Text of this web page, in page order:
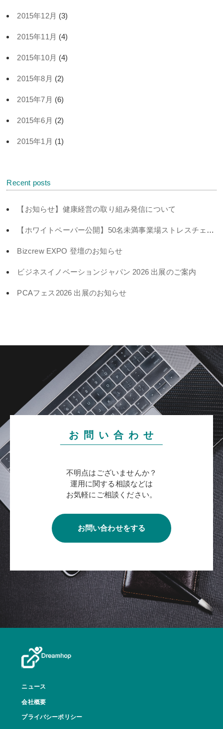
2015年12月 (3)
2015年11月 (4)
2015年10月 (4)
2015年8月 (2)
2015年7月 (6)
2015年6月 (2)
2015年1月 (1)
Recent posts
【お知らせ】健康経営の取り組み発信について
【ホワイトペーパー公開】50名未満事業場ストレスチェック義務化対策
Bizcrew EXPO 登壇のお知らせ
ビジネスイノベーションジャパン 2026 出展のご案内
PCAフェス2026 出展のお知らせ
お 問 い 合 わ せ
不明点はございませんか？
運用に関する相談などは
お気軽にご相談ください。
お問い合わせをする
ニュース
会社概要
プライバシーポリシー